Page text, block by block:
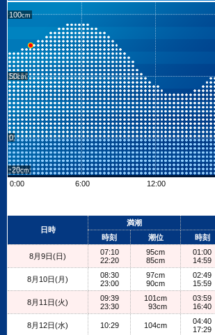
100
50
0
-20
0:00
6:00 12:00
+
日時
満潮
時刻
潮位 時刻
8月9日(日)
07:10
22:20
95cm
85cm
01:00
14:59
8月10日(月)
08:30
23:00
97cm
90cm
02:49
15:59
8月11日(火)
09:39
23:30
101cm
93cm
03:59
16:40
8月12日(水) 10:29 104cm
04:40
17:29